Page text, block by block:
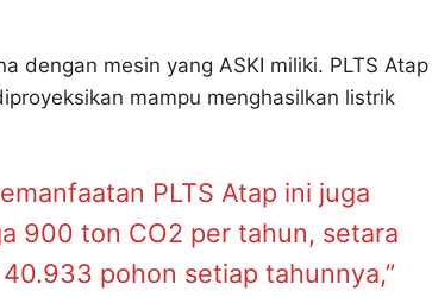
dengan mesin yang ASKI miliki. PLTS Atap
mampu menghasilkan listrik
PLTS Atap ini juga
900 ton CO2 per tahun, setara
pohon setiap tahunnya,”